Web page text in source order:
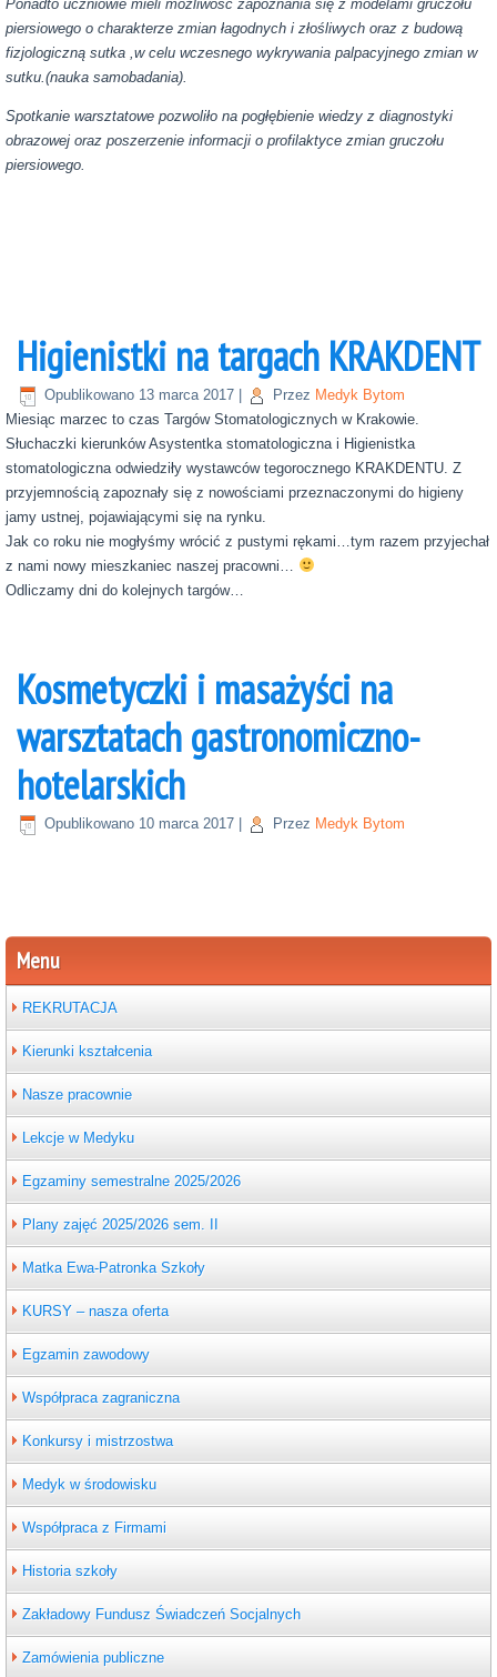
Menu
REKRUTACJA
Kierunki kształcenia
Nasze pracownie
Lekcje w Medyku
Egzaminy semestralne 2025/2026
Plany zajęć 2025/2026 sem. II
Matka Ewa-Patronka Szkoły
KURSY – nasza oferta
Egzamin zawodowy
Współpraca zagraniczna
Konkursy i mistrzostwa
Medyk w środowisku
Współpraca z Firmami
Historia szkoły
Zakładowy Fundusz Świadczeń Socjalnych
Zamówienia publiczne
Ponadto uczniowie mieli możliwość zapoznania się z modelami gruczołu
piersiowego o charakterze zmian łagodnych i złośliwych oraz z budową
fizjologiczną sutka ,w celu wczesnego wykrywania palpacyjnego zmian w
sutku.(nauka samobadania).
Spotkanie warsztatowe pozwoliło na pogłębienie wiedzy z diagnostyki
obrazowej oraz poszerzenie informacji o profilaktyce zmian gruczołu
piersiowego.
Higienistki na targach KRAKDENT
Opublikowano 13 marca 2017 Przez Medyk Bytom
Miesiąc marzec to czas Targów Stomatologicznych w Krakowie.
Słuchaczki kierunków Asystentka stomatologiczna i Higienistka
stomatologiczna odwiedziły wystawców tegorocznego KRAKDENTU. Z
przyjemnością zapoznały się z nowościami przeznaczonymi do higieny
jamy ustnej, pojawiającymi się na rynku.
Jak co roku nie mogłyśmy wrócić z pustymi rękami…tym razem przyjechał
z nami nowy mieszkaniec naszej pracowni…
Odliczamy dni do kolejnych targów…
Kosmetyczki i masażyści na
warsztatach gastronomiczno-
hotelarskich
Opublikowano 10 marca 2017 Przez Medyk Bytom